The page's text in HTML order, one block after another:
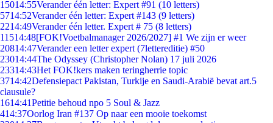
15014:55Verander één letter: Expert #91 (10 letters)
5714:52Verander één letter: Expert #143 (9 letters)
2214:49Verander één letter. Expert # 75 (8 letters)
11514:48[FOK!Voetbalmanager 2026/2027] #1 We zijn er weer
20814:47Verander een letter expert (7lettereditie) #50
23014:44The Odyssey (Christopher Nolan) 17 juli 2026
23314:43Het FOK!kers maken teringherrie topic
3714:42Defensiepact Pakistan, Turkije en Saudi-Arabië bevat art.5
clausule?
1614:41Petitie behoud npo 5 Soul & Jazz
414:37Oorlog Iran #137 Op naar een mooie toekomst